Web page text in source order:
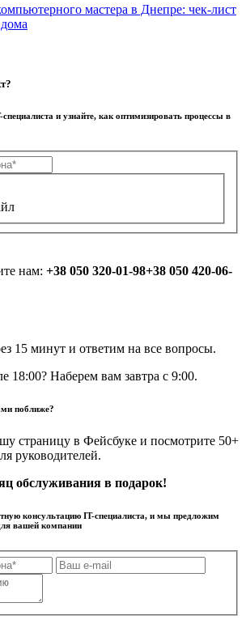
мастера в Днепре: чек-лист
и узнайте, как оптимизировать процессы в
нам: +38 050 320-01-98+38 050 420-06-
15 минут и ответим на все вопросы.
18:00? Наберем вам завтра с 9:00.
поближе?
страницу в Фейсбуке и посмотрите 50+
руководителей.
обслуживания в подарок!
консультацию IT-специалиста, и мы предложим
вашей компании